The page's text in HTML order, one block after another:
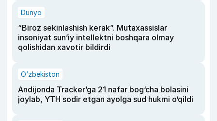
Dunyo
“Biroz sekinlashish kerak”. Mutaxassislar
insoniyat sun’iy intellektni boshqara olmay
qolishidan xavotir bildirdi
O‘zbekiston
Andijonda Tracker’ga 21 nafar bog‘cha bolasini
joylab, YTH sodir etgan ayolga sud hukmi o‘qildi